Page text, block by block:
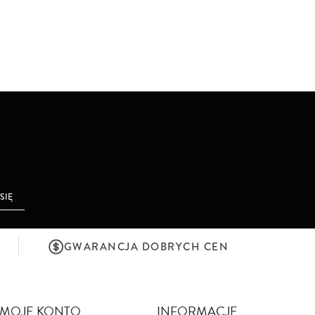
GWARANCJA DOBRYCH CEN
MOJE KONTO INFORMACJE